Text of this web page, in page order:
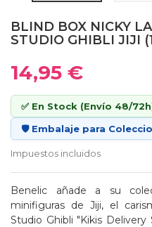
BLIND BOX NICKY
STUDIO GHIBLI JIJI
14,95 €
✅ En Stock (Envío 48/
🛡️ Embalaje para
Impuestos incluidos
Benelic añade a su
minifiguras de Jiji, el
Studio Ghibli "Kikis Delivery